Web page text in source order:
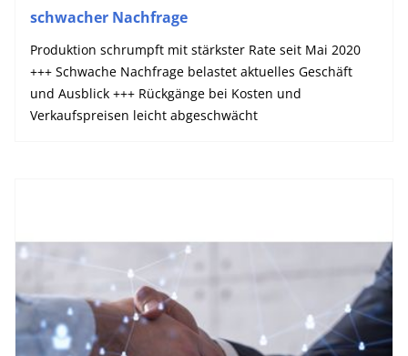
schwacher Nachfrage
Produktion schrumpft mit stärkster Rate seit Mai 2020
+++ Schwache Nachfrage belastet aktuelles Geschäft
und Ausblick +++ Rückgänge bei Kosten und
Verkaufspreisen leicht abgeschwächt